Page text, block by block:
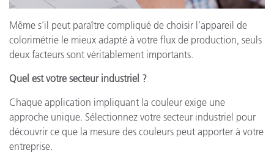
Même s’il peut paraître compliqué de choisir l’appareil de
colorimétrie le mieux adapté à votre flux de production, seuls
deux facteurs sont véritablement importants.
Quel est votre secteur industriel ?
Chaque application impliquant la couleur exige une
approche unique. Sélectionnez votre secteur industriel pour
découvrir ce que la mesure des couleurs peut apporter à votre
entreprise.